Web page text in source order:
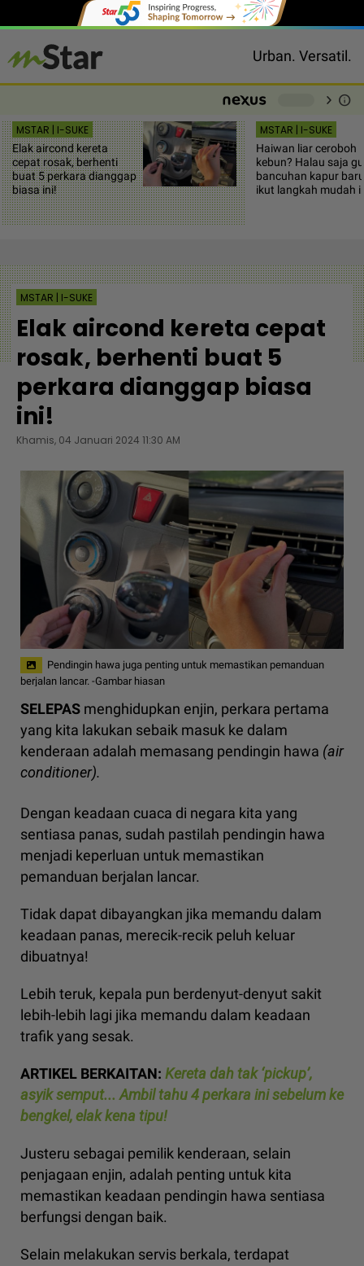
Urban. Versatil.
chevron_right info
MSTAR | I-SUKE
Elak aircond kereta
cepat rosak, berhenti
buat 5 perkara dianggap
biasa ini!
MSTAR | I-SUKE
Haiwan liar ceroboh
kebun? Halau saja
bancuhan kapur
ikut langkah mudah
MSTAR | I-SUKE
Elak aircond kereta cepat
rosak, berhenti buat 5
perkara dianggap biasa
ini!
Khamis, 04 Januari 2024 11:30 AM
Pendingin hawa juga penting untuk memastikan pemanduan
berjalan lancar. -Gambar hiasan
SELEPAS menghidupkan enjin, perkara pertama
yang kita lakukan sebaik masuk ke dalam
kenderaan adalah memasang pendingin hawa (air
conditioner).
Dengan keadaan cuaca di negara kita yang
sentiasa panas, sudah pastilah pendingin hawa
menjadi keperluan untuk memastikan
pemanduan berjalan lancar.
Tidak dapat dibayangkan jika memandu dalam
keadaan panas, merecik-recik peluh keluar
dibuatnya!
Lebih teruk, kepala pun berdenyut-denyut sakit
lebih-lebih lagi jika memandu dalam keadaan
trafik yang sesak.
ARTIKEL BERKAITAN: Kereta dah tak ‘pickup’,
asyik semput... Ambil tahu 4 perkara ini sebelum ke
bengkel, elak kena tipu!
Justeru sebagai pemilik kenderaan, selain
penjagaan enjin, adalah penting untuk kita
memastikan keadaan pendingin hawa sentiasa
berfungsi dengan baik.
Selain melakukan servis berkala, terdapat